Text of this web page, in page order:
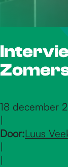
18 december
|
Door:Luus
|
|